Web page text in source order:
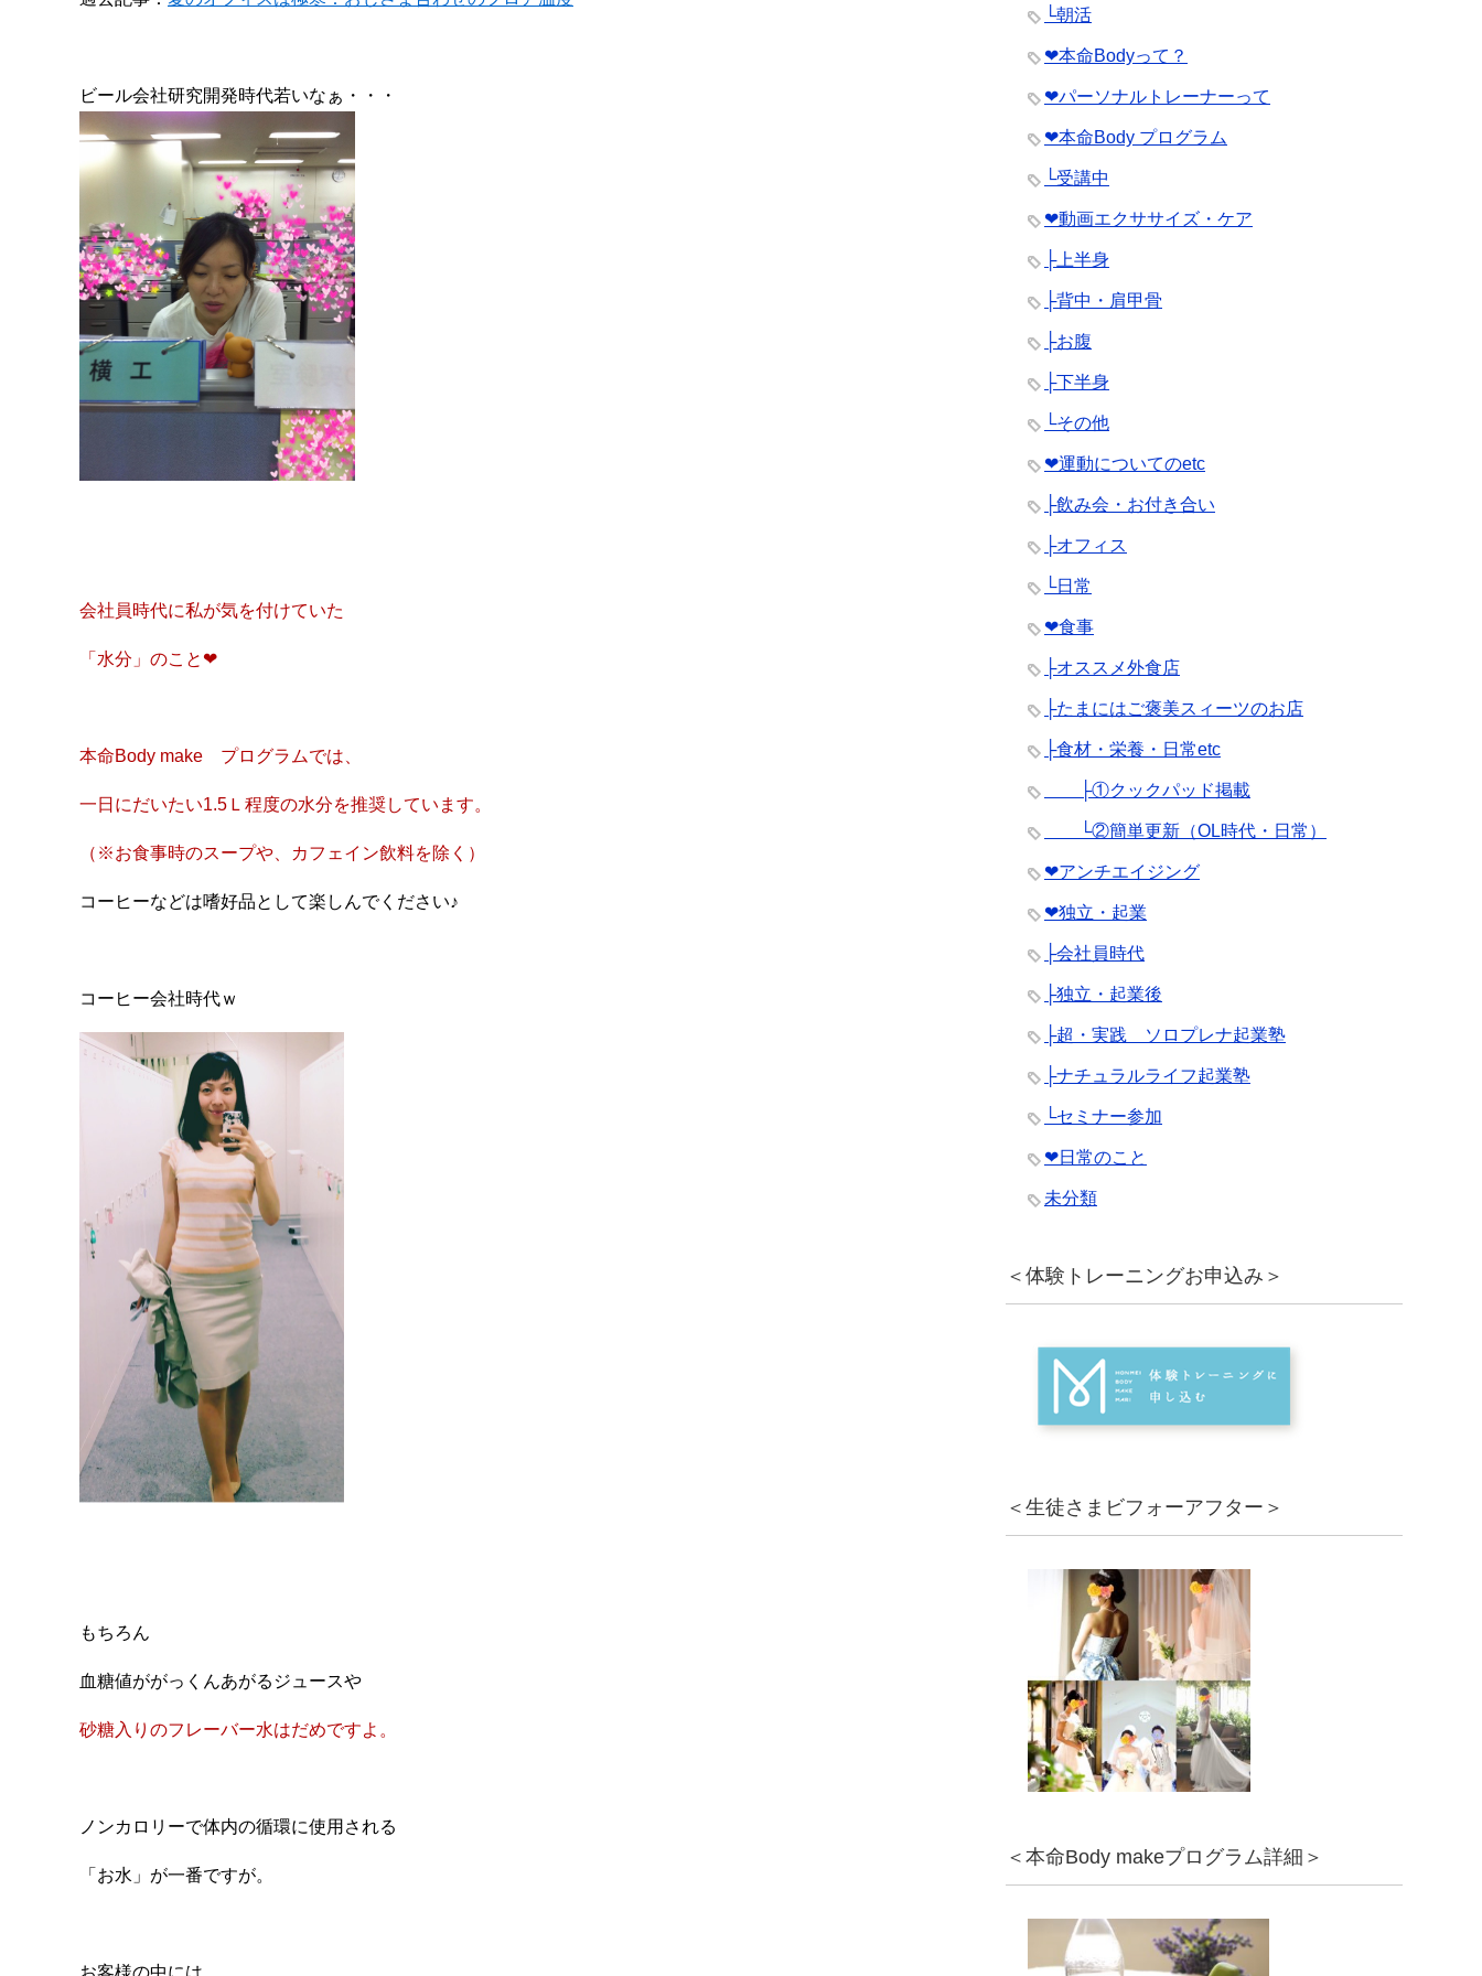
ビール会社研究開発時代若いなぁ・・・
会社員時代に私が気を付けていた
「水分」のこと❤
本命Body make プログラムでは、
一日にだいたい1.5Ｌ程度の水分を推奨しています。
（※お食事時のスープや、カフェイン飲料を除く）
コーヒーなどは嗜好品として楽しんでください♪
コーヒー会社時代ｗ
もちろん
血糖値ががっくんあがるジュースや
砂糖入りのフレーバー水はだめですよ。
ノンカロリーで体内の循環に使用される
「お水」が一番ですが。
└朝活
❤︎本命Bodyって？
❤︎パーソナルトレーナーって
❤︎本命Body プログラム
└受講中
❤︎動画エクササイズ・ケア
├上半身
├背中・肩甲骨
├お腹
├下半身
└その他
❤︎運動についてのetc
├飲み会・お付き合い
├オフィス
└日常
❤︎食事
├オススメ外食店
├たまにはご褒美スィーツのお店
├食材・栄養・日常etc
├①クックパッド掲載
└②簡単更新（OL時代・日常）
❤︎アンチエイジング
❤︎独立・起業
├会社員時代
├独立・起業後
├超・実践 ソロプレナ起業塾
├ナチュラルライフ起業塾
└セミナー参加
❤︎日常のこと
未分類
＜体験トレーニングお申込み＞
＜生徒さまビフォーアフター＞
＜本命Body makeプログラム詳細＞